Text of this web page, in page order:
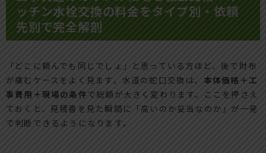
ッチン水栓交換の料金をタイプ別・依頼
先別で完全解剖
「どこに頼んでも同じでしょ」と思っている方ほど、後で財布
が痛むケースをよく見ます。水道の蛇口交換は、 本体価格＋工
事費用＋現場の条件で総額が大きく変わります。ここを押さえ
ておくと、見積書を見た瞬間に「高いのか妥当なのか」が一発
で判断できるようになります。